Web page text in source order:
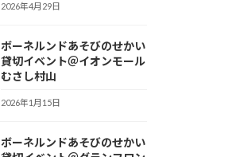
2026年4月29日
ボーネルンドあそびのせかい
貸切イベント＠イオンモール
むさし村山
2026年1月15日
ボーネルンドあそびのせかい